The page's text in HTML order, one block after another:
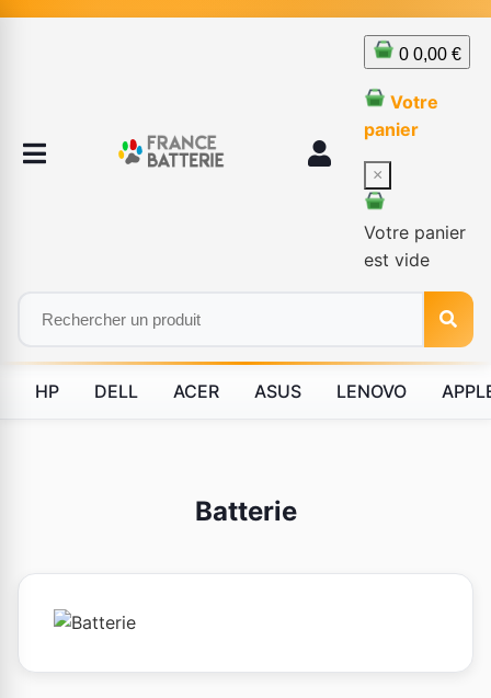
0 0,00 €
Votre
panier
×
Votre panier
est vide
HP DELL ACER ASUS LENOVO
Batterie